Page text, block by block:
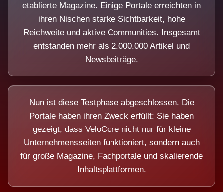
etablierte Magazine. Einige Portale erreichten in
ihren Nischen starke Sichtbarkeit, hohe
Reichweite und aktive Communities. Insgesamt
entstanden mehr als 2.000.000 Artikel und
Newsbeiträge.
Nun ist diese Testphase abgeschlossen. Die
Portale haben ihren Zweck erfüllt: Sie haben
gezeigt, dass VeloCore nicht nur für kleine
Unternehmensseiten funktioniert, sondern auch
für große Magazine, Fachportale und skalierende
Inhaltsplattformen.